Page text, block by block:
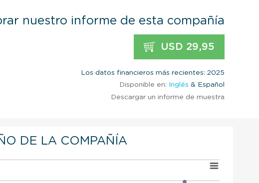
nuestro informe de esta compañía
USD 29,95
Los datos financieros más recientes: 2025
Disponible en: Inglés & Español
Descargar un informe de muestra
DE LA COMPAÑÍA